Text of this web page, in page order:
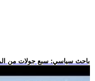
.. باحث سياسي: سبع جولات من